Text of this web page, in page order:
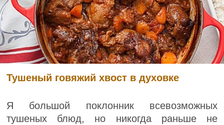
Тушеный говяжий хвост в духовке
Я большой поклонник всевозможных
тушеных блюд, но никогда раньше не